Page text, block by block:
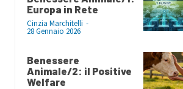
Europa in Rete
Cinzia Marchitelli -
28 Gennaio 2026
Benessere
Animale/2: il Positive
Welfare